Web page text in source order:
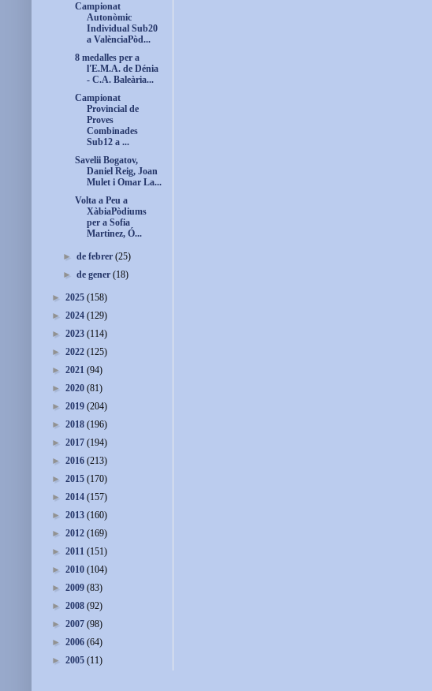
Campionat
Autonòmic
Individual Sub20
a ValènciaPòd...
8 medalles per a
l'E.M.A. de Dénia
- C.A. Baleària...
Campionat
Provincial de
Proves
Combinades
Sub12 a ...
Savelii Bogatov,
Daniel Reig, Joan
Mulet i Omar La...
Volta a Peu a
XàbiaPòdiums
per a Sofia
Martinez, Ó...
►de febrer(25)
►de gener(18)
► 2025 (158)
► 2024 (129)
► 2023 (114)
► 2022 (125)
► 2021 (94)
► 2020 (81)
► 2019 (204)
► 2018 (196)
► 2017 (194)
► 2016 (213)
► 2015 (170)
► 2014 (157)
► 2013 (160)
► 2012 (169)
► 2011 (151)
► 2010 (104)
► 2009 (83)
► 2008 (92)
► 2007 (98)
► 2006 (64)
► 2005 (11)